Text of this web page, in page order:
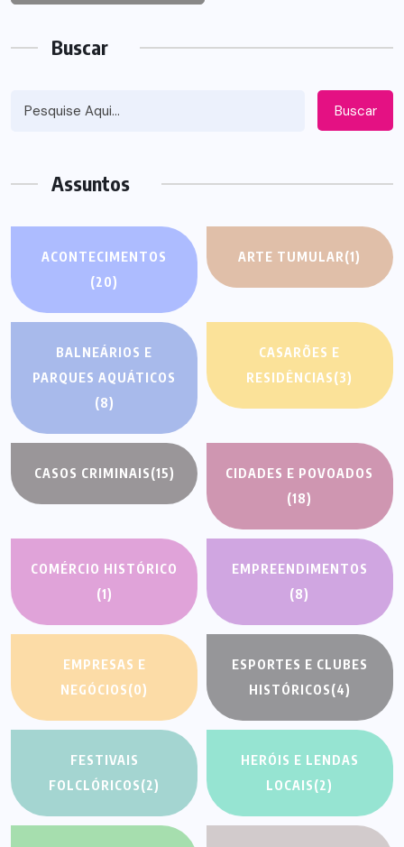
Buscar
Buscar
Assuntos
ACONTECIMENTOS
(20)
ARTE TUMULAR(1)
BALNEÁRIOS E
PARQUES AQUÁTICOS
(8)
CASARÕES E
RESIDÊNCIAS(3)
CASOS CRIMINAIS(15)
CIDADES E POVOADOS
(18)
COMÉRCIO HISTÓRICO
(1)
EMPREENDIMENTOS
(8)
EMPRESAS E
NEGÓCIOS(0)
ESPORTES E CLUBES
HISTÓRICOS(4)
FESTIVAIS
FOLCLÓRICOS(2)
HERÓIS E LENDAS
LOCAIS(2)